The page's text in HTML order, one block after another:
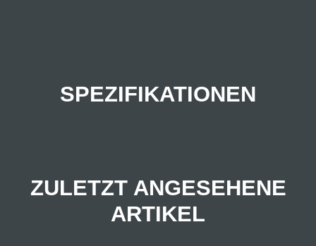
SPEZIFIKATIONEN
ZULETZT ANGESEHENE
ARTIKEL